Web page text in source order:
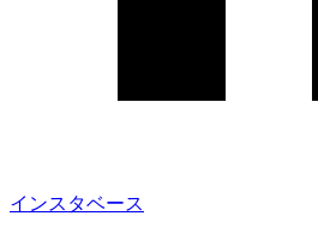
インスタベース